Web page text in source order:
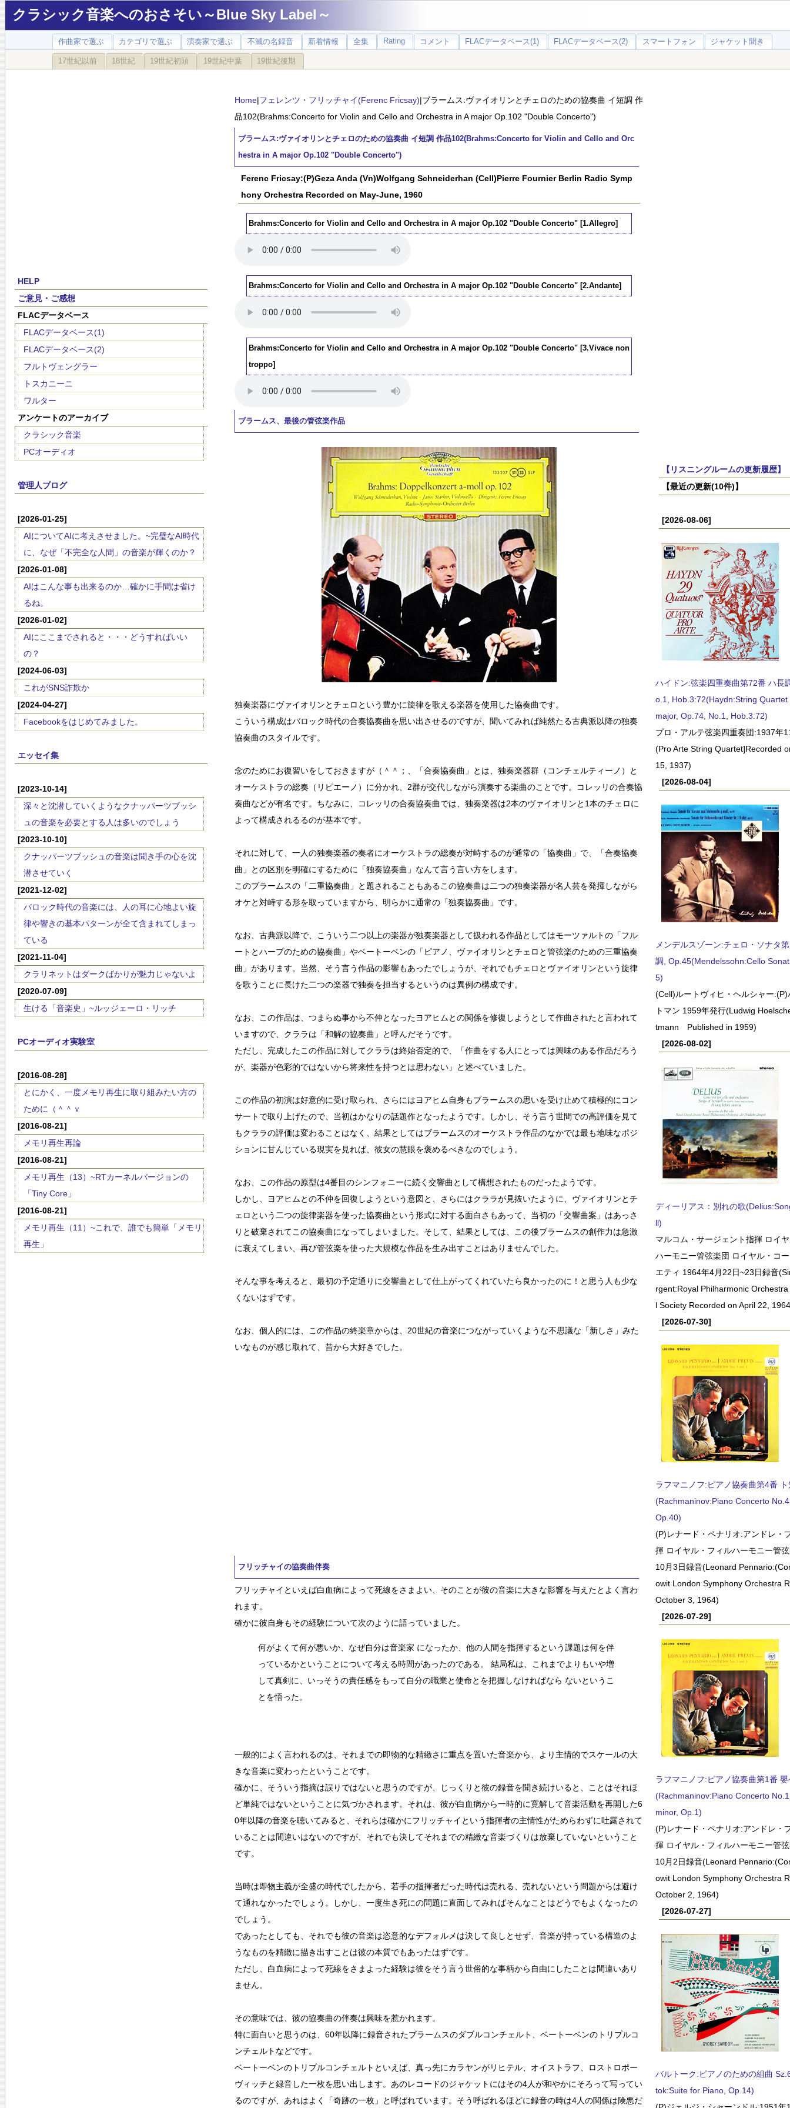
クラシック音楽へのおさそい～Blue Sky Label～
作曲家で選ぶ カテゴリで選ぶ 演奏家で選ぶ 不滅の名録音 新着情報 全集 Rating コメント FLACデータベース(1) FLACデータベース(2) スマートフォン ジャケット聞き
17世紀以前 18世紀 19世紀初頭 19世紀中葉 19世紀後期
HELP
ご意見・ご感想
FLACデータベース
FLACデータベース(1)
FLACデータベース(2)
フルトヴェングラー
トスカニーニ
ワルター
アンケートのアーカイブ
クラシック音楽
PCオーディオ
管理人ブログ
[2026-01-25]
AIについてAIに考えさせました。~完璧なAI時代
に、なぜ「不完全な人間」の音楽が輝くのか？
[2026-01-08]
AIはこんな事も出来るのか…確かに手間は省け
るね。
[2026-01-02]
AIにここまでされると・・・どうすればいい
の？
[2024-06-03]
これがSNS詐欺か
[2024-04-27]
Facebookをはじめてみました。
エッセイ集
[2023-10-14]
深々と沈潜していくようなクナッパーツブッシ
ュの音楽を必要とする人は多いのでしょう
[2023-10-10]
クナッパーツブッシュの音楽は聞き手の心を沈
潜させていく
[2021-12-02]
バロック時代の音楽には、人の耳に心地よい旋
律や響きの基本パターンが全て含まれてしまっ
ている
[2021-11-04]
クラリネットはダークばかりが魅力じゃないよ
[2020-07-09]
生ける「音楽史」~ルッジェーロ・リッチ
PCオーディオ実験室
[2016-08-28]
とにかく、一度メモリ再生に取り組みたい方の
ために（＾＾ｖ
[2016-08-21]
メモリ再生再論
[2016-08-21]
メモリ再生（13）~RTカーネルバージョンの
「Tiny Core」
[2016-08-21]
メモリ再生（11）~これで、誰でも簡単「メモリ
再生」
Home|フェレンツ・フリッチャイ(Ferenc Fricsay)|ブラームス:ヴァイオリンとチェロのための協奏曲 イ短調 作
品102(Brahms:Concerto for Violin and Cello and Orchestra in A major Op.102 "Double Concerto")
ブラームス:ヴァイオリンとチェロのための協奏曲 イ短調 作品102(Brahms:Concerto for Violin and Cello and Orc
hestra in A major Op.102 "Double Concerto")
Ferenc Fricsay:(P)Geza Anda (Vn)Wolfgang Schneiderhan (Cell)Pierre Fournier Berlin Radio Symp
hony Orchestra Recorded on May-June, 1960
Brahms:Concerto for Violin and Cello and Orchestra in A major Op.102 "Double Concerto" [1.Allegro]
Brahms:Concerto for Violin and Cello and Orchestra in A major Op.102 "Double Concerto" [2.Andante]
Brahms:Concerto for Violin and Cello and Orchestra in A major Op.102 "Double Concerto" [3.Vivace non
troppo]
ブラームス、最後の管弦楽作品
独奏楽器にヴァイオリンとチェロという豊かに旋律を歌える楽器を使用した協奏曲です。
こういう構成はバロック時代の合奏協奏曲を思い出させるのですが、聞いてみれば純然たる古典派以降の独奏
協奏曲のスタイルです。
念のためにお復習いをしておきますが（＾＾；、「合奏協奏曲」とは、独奏楽器群（コンチェルティーノ）と
オーケストラの総奏（リピエーノ）に分かれ、2群が交代しながら演奏する楽曲のことです。コレッリの合奏協
奏曲などが有名です。ちなみに、コレッリの合奏協奏曲では、独奏楽器は2本のヴァイオリンと1本のチェロに
よって構成されるるのが基本です。
それに対して、一人の独奏楽器の奏者にオーケストラの総奏が対峙するのが通常の「協奏曲」で、「合奏協奏
曲」との区別を明確にするために「独奏協奏曲」なんて言う言い方をします。
このブラームスの「二重協奏曲」と題されることもあるこの協奏曲は二つの独奏楽器が名人芸を発揮しながら
オケと対峙する形を取っていますから、明らかに通常の「独奏協奏曲」です。
なお、古典派以降で、こういう二つ以上の楽器が独奏楽器として扱われる作品としてはモーツァルトの「フル
ートとハープのための協奏曲」やベートーベンの「ピアノ、ヴァイオリンとチェロと管弦楽のための三重協奏
曲」があります。当然、そう言う作品の影響もあったでしょうが、それでもチェロとヴァイオリンという旋律
を歌うことに長けた二つの楽器で独奏を担当するというのは異例の構成です。
なお、この作品は、つまらぬ事から不仲となったヨアヒムとの関係を修復しようとして作曲されたと言われて
いますので、クララは「和解の協奏曲」と呼んだそうです。
ただし、完成したこの作品に対してクララは終始否定的で、「作曲をする人にとっては興味のある作品だろう
が、楽器が色彩的ではないから将来性を持つとは思わない」と述べていました。
この作品の初演は好意的に受け取られ、さらにはヨアヒム自身もブラームスの思いを受け止めて積極的にコン
サートで取り上げたので、当初はかなりの話題作となったようです。しかし、そう言う世間での高評価を見て
もクララの評価は変わることはなく、結果としてはブラームスのオーケストラ作品のなかでは最も地味なポジ
ションに甘んじている現実を見れば、彼女の慧眼を褒めるべきなのでしょう。
なお、この作品の原型は4番目のシンフォニーに続く交響曲として構想されたものだったようです。
しかし、ヨアヒムとの不仲を回復しようという意図と、さらにはクララが見抜いたように、ヴァイオリンとチ
ェロという二つの旋律楽器を使った協奏曲という形式に対する面白さもあって、当初の「交響曲案」はあっさ
りと破棄されてこの協奏曲になってしまいました。そして、結果としては、この後ブラームスの創作力は急激
に衰えてしまい、再び管弦楽を使った大規模な作品を生み出すことはありませんでした。
そんな事を考えると、最初の予定通りに交響曲として仕上がってくれていたら良かったのに！と思う人も少な
くないはずです。
なお、個人的には、この作品の終楽章からは、20世紀の音楽につながっていくような不思議な「新しさ」みた
いなものが感じ取れて、昔から大好きでした。
フリッチャイの協奏曲伴奏
フリッチャイといえば白血病によって死線をさまよい、そのことが彼の音楽に大きな影響を与えたとよく言わ
れます。
確かに彼自身もその経験について次のように語っていました。
何がよくて何が悪いか、なぜ自分は音楽家 になったか、他の人間を指揮するという課題は何を伴
っているかということについて考える時間があったのである。 結局私は、これまでよりもいや増
して真剣に、いっそうの責任感をもって自分の職業と使命とを把握しなければなら ないというこ
とを悟った。
一般的によく言われるのは、それまでの即物的な精緻さに重点を置いた音楽から、より主情的でスケールの大
きな音楽に変わったということです。
確かに、そういう指摘は誤りではないと思うのですが、じっくりと彼の録音を聞き続けいると、ことはそれほ
ど単純ではないということに気づかされます。それは、彼が白血病から一時的に寛解して音楽活動を再開した6
0年以降の音楽を聴いてみると、それらは確かにフリッチャイという指揮者の主情性がためらわずに吐露されて
いることは間違いはないのですが、それでも決してそれまでの精緻な音楽づくりは放棄していないということ
です。
当時は即物主義が全盛の時代でしたから、若手の指揮者だった時代は売れる、売れないという問題からは避け
て通れなかったでしょう。しかし、一度生き死にの問題に直面してみればそんなことはどうでもよくなったの
でしょう。
であったとしても、それでも彼の音楽は恣意的なデフォルメは決して良しとせず、音楽が持っている構造のよ
うなものを精緻に描き出すことは彼の本質でもあったはずです。
ただし、白血病によって死線をさまよった経験は彼をそう言う世俗的な事柄から自由にしたことは間違いあり
ません。
その意味では、彼の協奏曲の伴奏は興味を惹かれます。
特に面白いと思うのは、60年以降に録音されたブラームスのダブルコンチェルト、ベートーベンのトリプルコ
ンチェルトなどです。
ベートーベンのトリプルコンチェルトといえば、真っ先にカラヤンがリヒテル、オイストラフ、ロストロポー
ヴィッチと録音した一枚を思い出します。あのレコードのジャケットにはその4人が和やかにそろって写ってい
るのですが、あれはよく「奇跡の一枚」と呼ばれています。そう呼ばれるほどに録音の時は4人の関係は険悪だ
【リスニングルームの更新履歴】
【最近の更新(10件)】
[2026-08-06]
ハイドン:弦楽四重奏曲第72番 ハ長
o.1, Hob.3:72(Haydn:String Quartet
major, Op.74, No.1, Hob.3:72)
プロ・アルテ弦楽四重奏団:1937年
(Pro Arte String Quartet]Recorded
15, 1937)
[2026-08-04]
メンデルスゾーン:チェロ・ソナタ
調, Op.45(Mendelssohn:Cello
5)
(Cell)ルートヴィヒ・ヘルシャー
トマン 1959年発行(Ludwig
tmann Published in 1959)
[2026-08-02]
ディーリアス：別れの歌
ll)
マルコム・サージェント指揮 ロイ
ハーモニー管弦楽団 ロイヤル・コ
エティ 1964年4月22日~23日録音
rgent:Royal Philharmonic
l Society Recorded on April 22,
[2026-07-30]
ラフマニノフ:ピアノ協奏曲第4番
(Rachmaninov:Piano Concerto
Op.40)
(P)レナード・ペナリオ:アンドレ・
揮 ロイヤル・フィルハーモニー管
10月3日録音(Leonard
owit London Symphony Orchestra
October 3, 1964)
[2026-07-29]
ラフマニノフ:ピアノ協奏曲第1番
(Rachmaninov:Piano Concerto
minor, Op.1)
(P)レナード・ペナリオ:アンドレ・
揮 ロイヤル・フィルハーモニー管
10月2日録音(Leonard
owit London Symphony Orchestra
October 2, 1964)
[2026-07-27]
バルトーク:ピアノのための組曲
tok:Suite for Piano, Op.14)